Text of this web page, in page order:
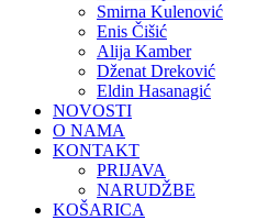
Smirna Kulenović
Enis Čišić
Alija Kamber
Dženat Dreković
Eldin Hasanagić
NOVOSTI
O NAMA
KONTAKT
PRIJAVA
NARUDŽBE
KOŠARICA